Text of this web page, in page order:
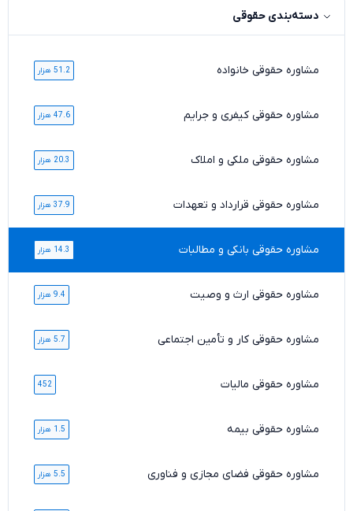
دسته‌بندی حقوقی
مشاوره حقوقی خانواده 51.2 هزار
مشاوره حقوقی کیفری و جرایم 47.6 هزار
مشاوره حقوقی ملکی و املاک 20.3 هزار
مشاوره حقوقی قرارداد و تعهدات 37.9 هزار
مشاوره حقوقی بانکی و مطالبات 14.3 هزار
مشاوره حقوقی ارث و وصیت 9.4 هزار
مشاوره حقوقی کار و تأمین اجتماعی 5.7 هزار
مشاوره حقوقی مالیات 452
مشاوره حقوقی بیمه 1.5 هزار
مشاوره حقوقی فضای مجازی و فناوری 5.5 هزار